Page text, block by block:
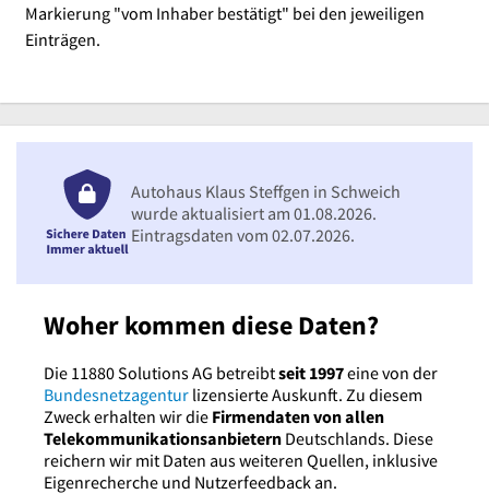
Markierung "vom Inhaber bestätigt" bei den jeweiligen
Einträgen.
Woher kommen diese Daten?
Die 11880 Solutions AG betreibtseit 1997eine von der
Bundesnetzagentur lizensierte Auskunft. Zu diesem
Zweck erhalten wir die Firmendaten von allen
Telekommunikationsanbietern Deutschlands. Diese
reichern wir mit Daten aus weiteren Quellen, inklusive
Eigenrecherche und Nutzerfeedback an.
Autohaus Klaus Steffgen in Schweich
wurde aktualisiert am 01.08.2026.
Eintragsdaten vom 02.07.2026.